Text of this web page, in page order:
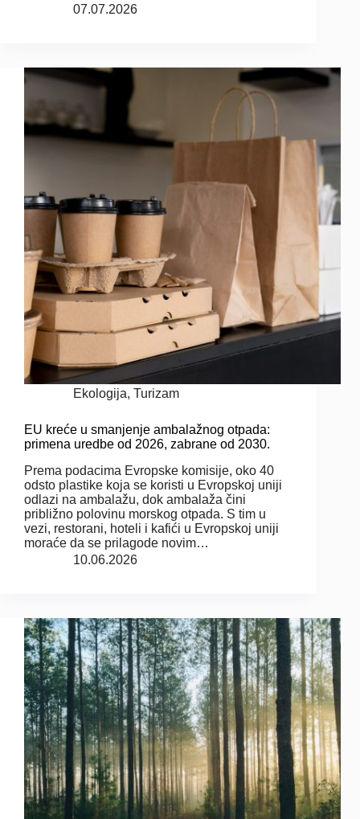
07.07.2026
Ekologija, Turizam
EU kreće u smanjenje ambalažnog otpada:
primena uredbe od 2026, zabrane od 2030.
Prema podacima Evropske komisije, oko 40
odsto plastike koja se koristi u Evropskoj uniji
odlazi na ambalažu, dok ambalaža čini
približno polovinu morskog otpada. S tim u
vezi, restorani, hoteli i kafići u Evropskoj uniji
moraće da se prilagode novim…
10.06.2026